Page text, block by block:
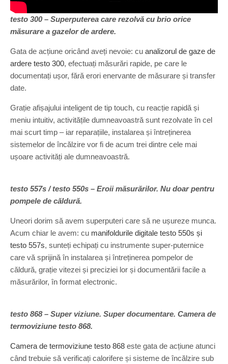
testo 300 – Superputerea care rezolvă cu brio orice
măsurare a gazelor de ardere.
Gata de acțiune oricând aveți nevoie: cu analizorul de gaze de
ardere testo 300, efectuați măsurări rapide, pe care le
documentați ușor, fără erori enervante de măsurare și transfer
date.
Grație afișajului inteligent de tip touch, cu reacție rapidă și
meniu intuitiv, activitățile dumneavoastră sunt rezolvate în cel
mai scurt timp – iar reparațiile, instalarea și întreținerea
sistemelor de încălzire vor fi de acum trei dintre cele mai
ușoare activități ale dumneavoastră.
testo 557s / testo 550s – Eroii măsurărilor. Nu doar pentru
pompele de căldură.
Uneori dorim să avem superputeri care să ne ușureze munca.
Acum chiar le avem: cu manifoldurile digitale testo 550s și
testo 557s, sunteți echipați cu instrumente super-puternice
care vă sprijină în instalarea și întreținerea pompelor de
căldură, grație vitezei și preciziei lor și documentării facile a
măsurărilor, în format electronic.
testo 868 – Super viziune. Super documentare. Camera de
termoviziune testo 868.
Camera de termoviziune testo 868 este gata de acțiune atunci
când trebuie să verificați calorifere și sisteme de încălzire sub